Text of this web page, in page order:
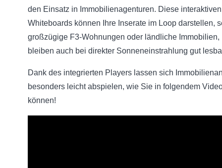
den Einsatz in Immobilienagenturen. Diese interaktiven
Whiteboards können Ihre Inserate im Loop darstellen,
großzügige F3-Wohnungen oder ländliche Immobilien,
bleiben auch bei direkter Sonneneinstrahlung gut
Dank des integrierten Players lassen sich
besonders leicht abspielen, wie Sie in folgendem
können!